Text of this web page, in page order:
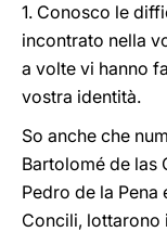
1. Conosco le
incontrato nella
a volte vi hanno
vostra identità.
So anche che
Bartolomé de las
Pedro de la
Concili, lottarono